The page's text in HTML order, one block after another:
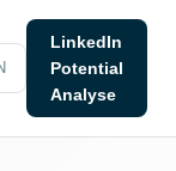
LinkedIn
Potential
Analyse